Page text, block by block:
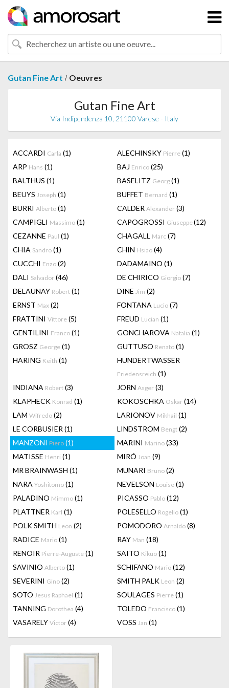
Gutan Fine Art / Oeuvres
Gutan Fine Art
Via Indipendenza 10, 21100 Varese - Italy
ACCARDI Carla (1) ALECHINSKY Pierre (1)
ARP Hans (1) BAJ Enrico (25)
BALTHUS (1) BASELITZ Georg (1)
BEUYS Joseph (1) BUFFET Bernard (1)
BURRI Alberto (1) CALDER Alexander (3)
CAMPIGLI Massimo (1) CAPOGROSSI Giuseppe(12)
CEZANNE Paul (1) CHAGALL Marc (7)
CHIA Sandro (1) CHIN Hsiao (4)
CUCCHI Enzo (2) DADAMAINO (1)
DALI Salvador (46) DE CHIRICO Giorgio (7)
DELAUNAY Robert (1) DINE Jim (2)
ERNST Max (2) FONTANA Lucio (7)
FRATTINI Vittore (5) FREUD Lucian (1)
GENTILINI Franco (1) GONCHAROVA Natalia (1)
GROSZ George (1) GUTTUSO Renato (1)
HARING Keith (1) HUNDERTWASSER
Friedensreich (1)
INDIANA Robert (3) JORN Asger (3)
KLAPHECK Konrad (1) KOKOSCHKA Oskar (14)
LAM Wifredo (2) LARIONOV Mikhail (1)
LE CORBUSIER (1) LINDSTROM Bengt (2)
MANZONI Piero (1) MARINI Marino (33)
MATISSE Henri (1) MIRÓ Joan (9)
MR BRAINWASH (1) MUNARI Bruno (2)
NARA Yoshitomo (1) NEVELSON Louise (1)
PALADINO Mimmo (1) PICASSO Pablo (12)
PLATTNER Karl (1) POLESELLO Rogelio (1)
POLK SMITH Leon (2) POMODORO Arnaldo (8)
RADICE Mario (1) RAY Man (18)
RENOIR Pierre-Auguste (1) SAITO Kikuo (1)
SAVINIO Alberto (1) SCHIFANO Mario (12)
SEVERINI Gino (2) SMITH PALK Leon (2)
SOTO Jesus Raphael (1) SOULAGES Pierre (1)
TANNING Dorothea (4) TOLEDO Francisco (1)
VASARELY Victor (4) VOSS Jan (1)